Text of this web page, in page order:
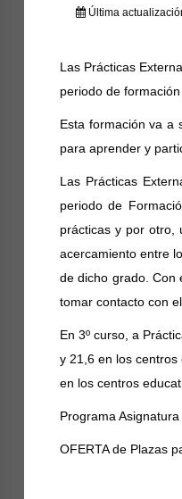
Última
Las Prácticas
periodo de
Esta formación va a
para aprender y
Las Prácticas
periodo de
prácticas y por otro,
acercamiento entre
de dicho grado. Con
tomar contacto con
En 3º curso, a
y 21,6 en los
en los centros
Programa Asignatura
OFERTA de Plazas